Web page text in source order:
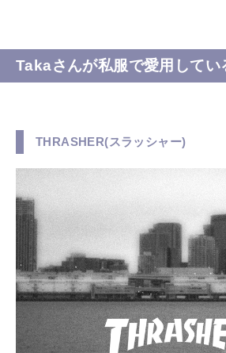
Takaさんが私服で愛用してい
THRASHER(スラッシャー)